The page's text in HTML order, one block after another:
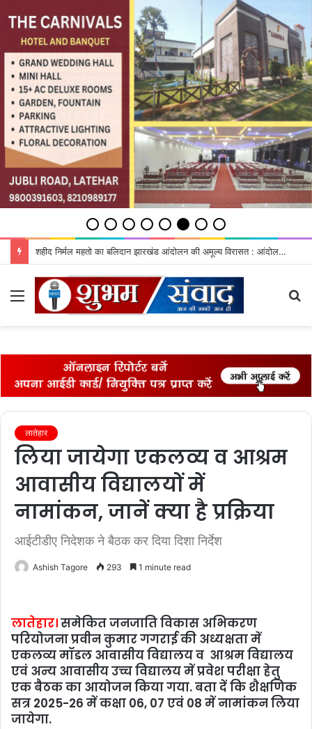
शहीद निर्मल महतो का बलिदान झारखंड आंदोलन की अमूल्य विरासत : आंदोलनकारी
Menu
लातेहार
लिया जायेगा एकलव्‍य व आश्रम
आवासीय विद्यालयों में
नामांकन, जानें क्‍या है प्रक्रिया
आईटीडीए निदेशक ने बैठक कर दिया दिशा निर्देश
Ashish Tagore 293 1 minute read
लातेहार।समेकित जनजाति विकास अभिकरण
परियोजना प्रवीन कुमार गगराई की अध्यक्षता में
एकलव्य मॉडल आवासीय विद्यालय व आश्रम विद्यालय
एवं अन्य आवासीय उच्च विद्यालय में प्रवेश परीक्षा हेतु
एक बैठक का आयोजन किया गया. बता दें कि शैक्षणिक
सत्र 2025-26 में कक्षा 06, 07 एवं 08 में नामांकन लिया
जायेगा.